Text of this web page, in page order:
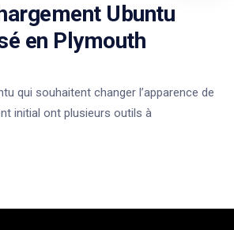
Ubuntu
en Plymouth
qui souhaitent changer l’apparence de
initial ont plusieurs outils à